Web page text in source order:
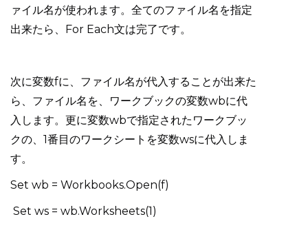
ァイル名が使われます。全てのファイル名を指定
出来たら、For Each文は完了です。
次に変数fに、ファイル名が代入することが出来た
ら、ファイル名を、ワークブックの変数wbに代
入します。更に変数wbで指定されたワークブッ
クの、1番目のワークシートを変数wsに代入しま
す。
Set wb = Workbooks.Open(f)
Set ws = wb.Worksheets(1)